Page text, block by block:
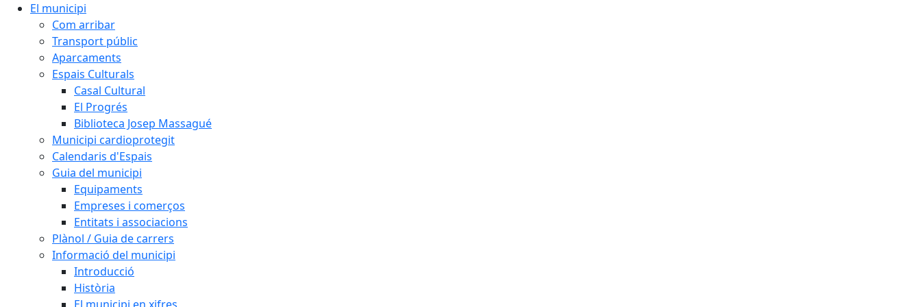
El municipi
Com arribar
Transport públic
Aparcaments
Espais Culturals
Casal Cultural
El Progrés
Biblioteca Josep Massagué
Municipi cardioprotegit
Calendaris d'Espais
Guia del municipi
Equipaments
Empreses i comerços
Entitats i associacions
Plànol / Guia de carrers
Informació del municipi
Introducció
Història